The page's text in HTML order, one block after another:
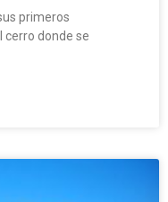
primeros
cerro donde se